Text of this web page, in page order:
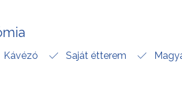
Kávézó Saját étterem